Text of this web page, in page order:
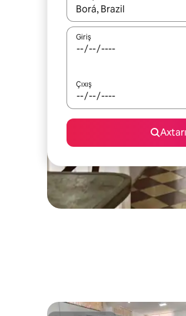
Nəticələr varsa, yuxarı və
Giriş
Çıxış